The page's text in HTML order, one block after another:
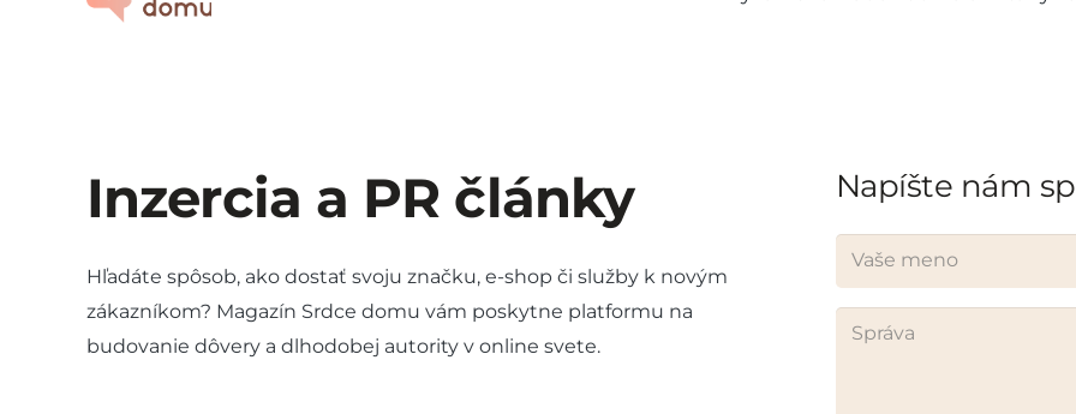
Inzercia a PR články
Hľadáte spôsob, ako dostať svoju značku, e-shop či služby k novým
zákazníkom? Magazín Srdce domu vám poskytne platformu na
budovanie dôvery a dlhodobej autority v online svete.
Napíšte nám